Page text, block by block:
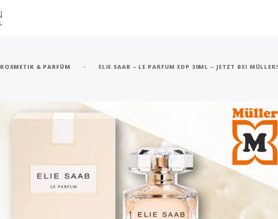
KOSMETIK & PARFÜM - ELIE SAAB – LE PARFUM EDP 30ML – JETZT BEI MÜLLER!